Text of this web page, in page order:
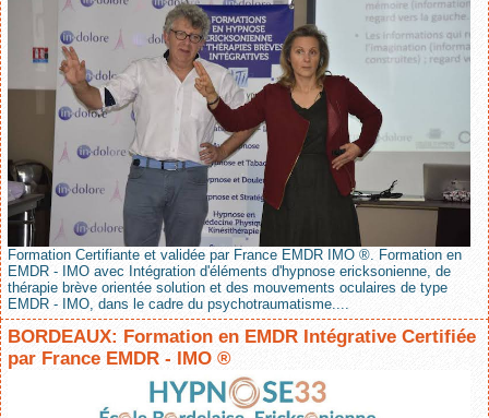
Formation Certifiante et validée par France EMDR IMO ®. Formation en
EMDR - IMO avec Intégration d'éléments d'hypnose ericksonienne, de
thérapie brève orientée solution et des mouvements oculaires de type
EMDR - IMO, dans le cadre du psychotraumatisme....
BORDEAUX: Formation en EMDR Intégrative Certifiée
par France EMDR - IMO ®